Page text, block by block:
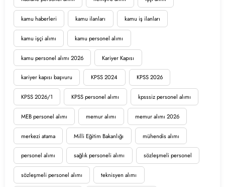
kamu haberleri kamu ilanları kamu iş ilanları
kamu işçi alımı kamu personel alımı
kamu personel alımı 2026 Kariyer Kapısı
kariyer kapısı başvuru KPSS 2024 KPSS 2026
KPSS 2026/1 KPSS personel alımı kpsssiz personel alımı
MEB personel alımı memur alımı memur alımı 2026
merkezi atama Milli Eğitim Bakanlığı mühendis alımı
personel alımı sağlık personeli alımı sözleşmeli personel
sözleşmeli personel alımı teknisyen alımı